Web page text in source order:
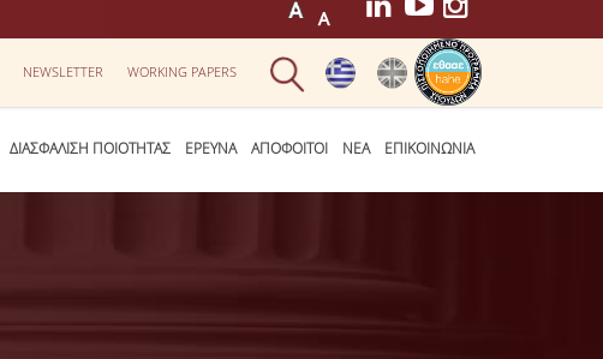
NEWSLETTER WORKING PAPERS
ΔΙΑΣΦΑΛΙΣΗ ΠΟΙΟΤΗΤΑΣ ΕΡΕΥΝΑ ΑΠΟΦΟΙΤΟΙ ΝΕΑ ΕΠΙΚΟΙΝΩΝΙΑ